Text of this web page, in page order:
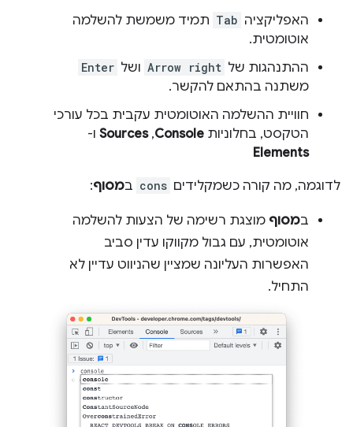
האפליקציה Tab תמיד משמשת להשלמה
אוטומטית.
ההתנהגות של Arrow right ושל Enter
משתנה בהתאם להקשר.
חוויית ההשלמה האוטומטית עקבית בכל עורכי
הטקסט, בחלוניות Console
,‏
Sources ו-
Elements
לדוגמה, מה קורה כשמקלידים cons במסוף:
במסוף מוצגת רשימה של הצעות להשלמה
אוטומטית, עם גבול מקווקו עדין סביב
האפשרות העליונה שמציין שהניווט עדיין לא
התחיל.